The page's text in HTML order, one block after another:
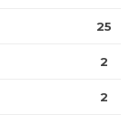
25
2
2